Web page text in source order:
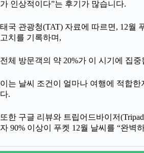
가 인상적이다”는 후기가 많습니다.
태국 관광청(TAT) 자료에 따르면, 12월
고치를 기록하며,
전체 방문객의 약 20%가 이 시기에 집중
이는 날씨 조건이 얼마나 여행에 적합한
다.
또한 구글 리뷰와 트립어드바이저
자 90% 이상이 푸켓 12월 날씨를 “완벽